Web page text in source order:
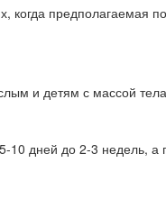
когда предполагаемая
и детям с массой
10 дней до 2-3 недель,